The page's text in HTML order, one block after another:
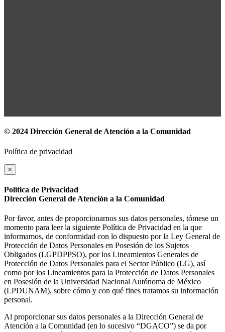
© 2024 Dirección General de Atención a la Comunidad
Política de privacidad
×
Política de Privacidad
Dirección General de Atención a la Comunidad
Por favor, antes de proporcionarnos sus datos personales, tómese un
momento para leer la siguiente Política de Privacidad en la que
informamos, de conformidad con lo dispuesto por la Ley General de
Protección de Datos Personales en Posesión de los Sujetos
Obligados (LGPDPPSO), por los Lineamientos Generales de
Protección de Datos Personales para el Sector Público (LG), así
como por los Lineamientos para la Protección de Datos Personales
en Posesión de la Universidad Nacional Autónoma de México
(LPDUNAM), sobre cómo y con qué fines tratamos su información
personal.
Al proporcionar sus datos personales a la Dirección General de
Atención a la Comunidad (en lo sucesivo “DGACO”) se da por